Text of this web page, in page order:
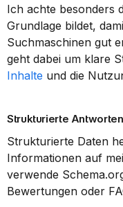
Ich achte besonders
Grundlage bildet,
Suchmaschinen gut
geht dabei um klare
Inhalte und die
Strukturierte
Strukturierte Daten
Informationen auf
verwende
Bewertungen oder